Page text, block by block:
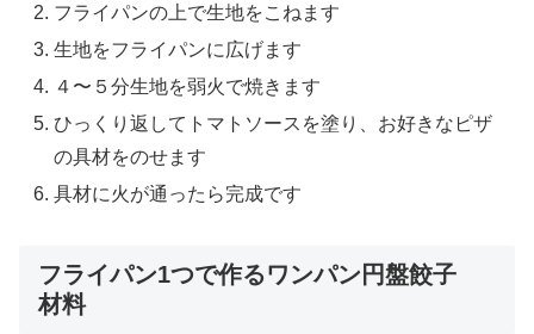
フライパンの上で生地をこねます
生地をフライパンに広げます
４〜５分生地を弱火で焼きます
ひっくり返してトマトソースを塗り、お好きなピザ
の具材をのせます
具材に火が通ったら完成です
フライパン1つで作るワンパン円盤餃子
材料